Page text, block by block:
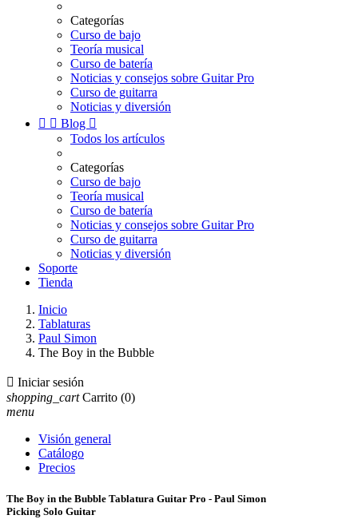
Categorías
Curso de bajo
Teoría musical
Curso de batería
Noticias y consejos sobre Guitar Pro
Curso de guitarra
Noticias y diversión
  Blog 
Todos los artículos
Categorías
Curso de bajo
Teoría musical
Curso de batería
Noticias y consejos sobre Guitar Pro
Curso de guitarra
Noticias y diversión
Soporte
Tienda
Inicio
Tablaturas
Paul Simon
The Boy in the Bubble
 Iniciar sesión
shopping_cart Carrito (0)
menu
Visión general
Catálogo
Precios
The Boy in the Bubble Tablatura Guitar Pro - Paul Simon
Picking Solo Guitar